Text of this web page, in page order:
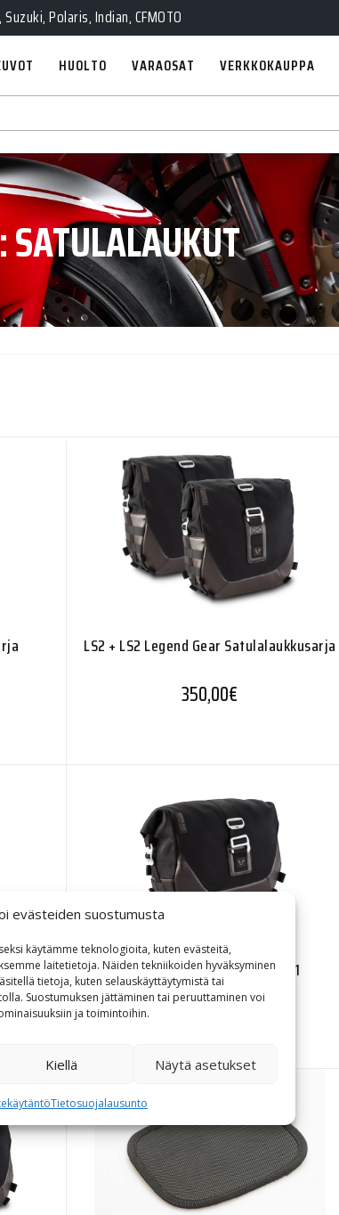
evästeiden suostumusta
käytämme teknologioita, kuten evästeitä,
laitetietoja. Näiden tekniikoiden hyväksyminen
tietoja, kuten selauskäyttäytymistä tai
Suostumuksen jättäminen tai peruuttaminen voi
ja toimintoihin.
Kiellä Näytä asetukset
Tietosuojalausunto
Polaris, Indian, CFMOTO
HUOLTO VARAOSAT VERKKOKAUPPA
SATULALAUKUT
LS2 + LS2 Legend Gear Satulalaukkusarja
350,00€
Legend Gear satulalaukku LS1